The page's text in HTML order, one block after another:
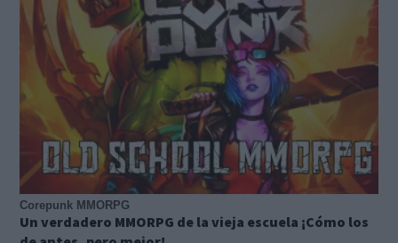
Corepunk MMORPG
Un verdadero MMORPG de la vieja escuela ¡Cómo los